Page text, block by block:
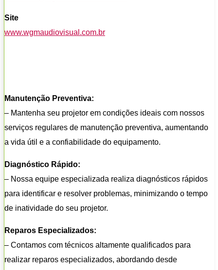
Site
www.wgmaudiovisual.com.br
Manutenção Preventiva:
– Mantenha seu projetor em condições ideais com nossos
serviços regulares de manutenção preventiva, aumentando
a vida útil e a confiabilidade do equipamento.
Diagnóstico Rápido:
– Nossa equipe especializada realiza diagnósticos rápidos
para identificar e resolver problemas, minimizando o tempo
de inatividade do seu projetor.
Reparos Especializados:
– Contamos com técnicos altamente qualificados para
realizar reparos especializados, abordando desde